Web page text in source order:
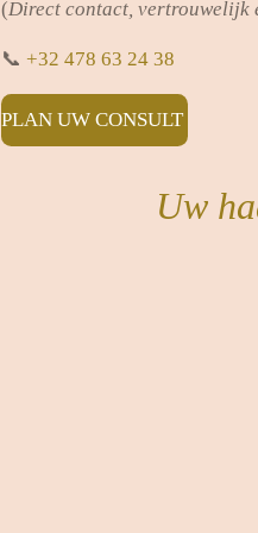
(Direct contact, vertrouwelijk
📞 +32 478 63 24 38
PLAN UW CONSULT
Uw